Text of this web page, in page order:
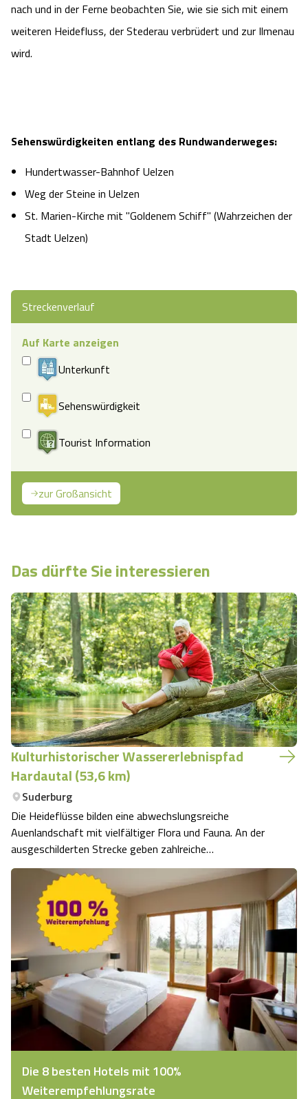
nach und in der Ferne beobachten Sie, wie sie sich mit einem
weiteren Heidefluss, der Stederau verbrüdert und zur Ilmenau
wird.
Sehenswürdigkeiten entlang des Rundwanderweges:
Hundertwasser-Bahnhof Uelzen
Weg der Steine in Uelzen
St. Marien-Kirche mit "Goldenem Schiff" (Wahrzeichen der
Stadt Uelzen)
Das dürfte Sie interessieren
Kulturhistorischer Wassererlebnispfad
Hardautal (53,6 km)
Suderburg
Die Heideflüsse bilden eine abwechslungsreiche
Auenlandschaft mit vielfältiger Flora und Fauna. An der
ausgeschilderten Strecke geben zahlreiche
Informationstafeln Auskunft über die Tier- und
Pflanzenwelt, Besonderheiten der Region sowie die
verschiedensten Arten der Nutzung des Wassers durch
Streckenverlauf
Auf Karte anzeigen
Unterkunft
Sehenswürdigkeit
Tourist Information
zur Großansicht
Die 8 besten Hotels mit 100%
Weiterempfehlungsrate